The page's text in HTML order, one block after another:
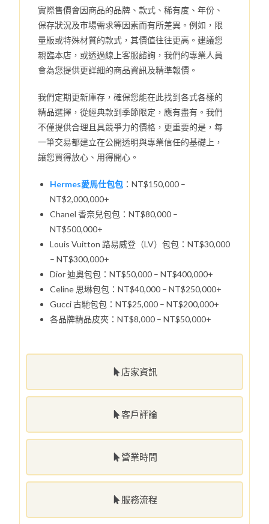
店家資訊
客戶評論
營業時間
服務流程
實際售價會因商品的品牌、款式、稀有度、年份、
保存狀況及市場需求等因素而有所差異。例如，限
量版或特殊材質的款式，其價值往往更高。建議您
親臨本店，或透過線上客服諮詢，我們的專業人員
會為您提供更詳細的商品資訊及精準報價。
我們定期更新庫存，確保您能在此找到各式各樣的
精品選擇，從經典款到季節限定，應有盡有。我們
不僅提供合理且具競爭力的價格，更重要的是，每
一筆交易都建立在公開透明與專業信任的基礎上，
讓您買得放心、用得開心。
Hermes愛馬仕包包 ：NT$150,000 –
NT$2,000,000+
Chanel 香奈兒包包：NT$80,000 –
NT$500,000+
Louis Vuitton 路易威登（LV）包包：NT$30,000
– NT$300,000+
Dior 迪奧包包：NT$50,000 – NT$400,000+
Celine 思琳包包：NT$40,000 – NT$250,000+
Gucci 古馳包包：NT$25,000 – NT$200,000+
各品牌精品皮夾：NT$8,000 – NT$50,000+